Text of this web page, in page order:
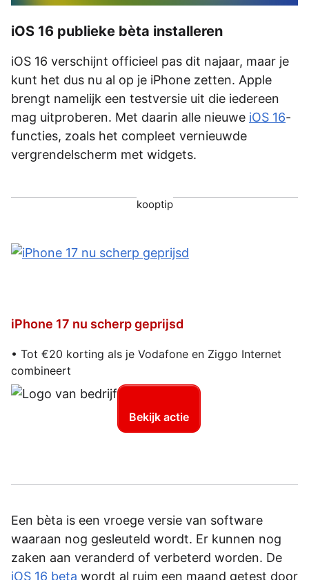
iOS 16 publieke bèta installeren
iOS 16 verschijnt officieel pas dit najaar, maar je
kunt het dus nu al op je iPhone zetten. Apple
brengt namelijk een testversie uit die iedereen
mag uitproberen. Met daarin alle nieuwe iOS 16-
functies, zoals het compleet vernieuwde
vergrendelscherm met widgets.
kooptip
iPhone 17 nu scherp geprijsd
• Tot €20 korting als je Vodafone en Ziggo Internet
combineert
Bekijk actie
Een bèta is een vroege versie van software
waaraan nog gesleuteld wordt. Er kunnen nog
zaken aan veranderd of verbeterd worden. De
iOS 16 beta wordt al ruim een maand getest door